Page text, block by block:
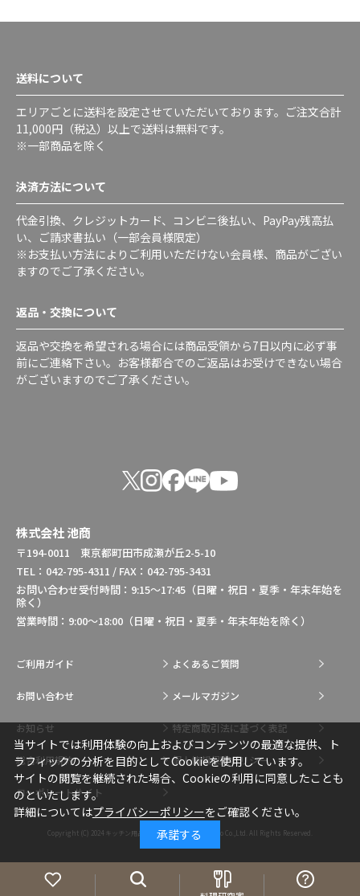
送料について
エリアごとに送料を設定させていただいております。ご注文合計
11,000円（税込）以上で送料は無料です。
※一部商品を除く
決済方法について
代金引換、クレジットカード、コンビニ後払い、PayPay残高払
い、ご請求書払い（一部会員様限定）
※お支払い方法によりご利用いただけない会員様、商品がござい
ますのでご了承ください。
返品・交換について
返品や交換を希望される場合には商品受領から7日以内に必ず事
前にご連絡下さい。お客様都合でのご返品はお受けできない場合
がございますのでご了承ください。
株式会社 池商
〒194-0011 東京都町田市成瀬が丘2-5-10
TEL：042-795-4311 / FAX：042-795-3431
お問い合わせ受付時間：9:15～17:45（日曜・祝日・夏季・年末年始を
除く）
営業時間：9:00～18:00（日曜・祝日・夏季・年末年始を除く）
ご利用ガイド よくあるご質問
お問い合わせ メールマガジン
お知らせ 特定商取引法に基づく表記
総合利用規約 個人情報保護ポリシー
コーポレートサイト
Copyright (C) 2024 キッチン用品・調理用品の通販はIkesho Co.,Ltd. All Rights Reserved.
当サイトでは利用体験の向上およびコンテンツの最適な提供、ト
ラフィックの分析を目的としてCookieを使用しています。
サイトの閲覧を継続された場合、Cookieの利用に同意したことも
のといたします。
詳細についてはプライバシーポリシーをご確認ください。
承諾する